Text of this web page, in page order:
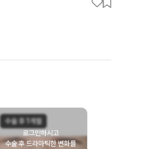
수술 후 1개월
로그인하시고
수술 후 드라마틱한 변화를